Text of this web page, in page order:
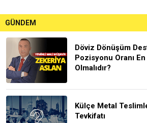
GÜNDEM
Döviz Dönüşüm
Pozisyonu Oranı
Olmalıdır?
Külçe Metal
Tevkifatı